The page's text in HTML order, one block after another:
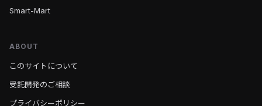
Smart-Mart
ABOUT
このサイトについて
受託開発のご相談
プライバシーポリシー